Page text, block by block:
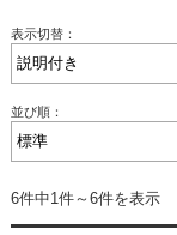
表示切替：
並び順：
6件中1件～6件を表示